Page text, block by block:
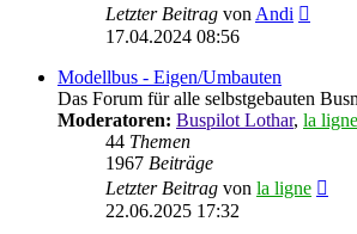
Letzter Beitrag von Andi
17.04.2024 08:56
Modellbus - Eigen/Umbauten
Das Forum für alle selbstgebauten
Moderatoren: Buspilot Lothar, la ligne
44 Themen
1967 Beiträge
Letzter Beitrag von la ligne
22.06.2025 17:32